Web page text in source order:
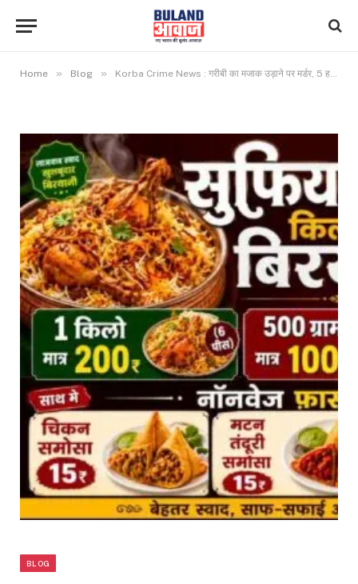
Home » Blog » Korba Crime News : गरीबी का मजाक उड़ाने पर मर्डर, 5 हत्यारे गिरफ्तार
BLOG